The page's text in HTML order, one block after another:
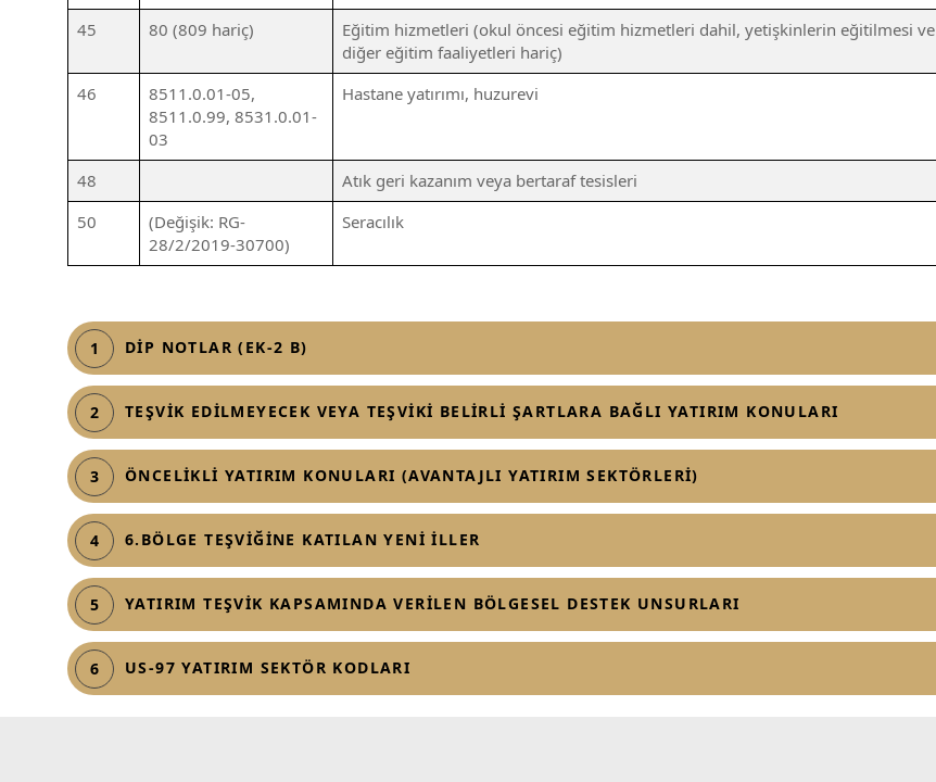
45
80 (809 hariç)
Eğitim hizmetleri (okul öncesi eğitim hizmetleri dahil, yetişkinlerin eğitilmesi ve
diğer eğitim faaliyetleri hariç)
46
8511.0.01-05,
8511.0.99, 8531.0.01-
03
Hastane yatırımı, huzurevi
48 Atık geri kazanım veya bertaraf tesisleri
50
(Değişik: RG-
28/2/2019-30700)
Seracılık
1 DİP NOTLAR (EK-2 B)
2 TEŞVİK EDİLMEYECEK VEYA TEŞVİKİ BELİRLİ ŞARTLARA BAĞLI YATIRIM KONULARI
3 ÖNCELİKLİ YATIRIM KONULARI (AVANTAJLI YATIRIM SEKTÖRLERİ)
4 6.BÖLGE TEŞVİĞİNE KATILAN YENİ İLLER
5 YATIRIM TEŞVİK KAPSAMINDA VERİLEN BÖLGESEL DESTEK UNSURLARI
6 US-97 YATIRIM SEKTÖR KODLARI